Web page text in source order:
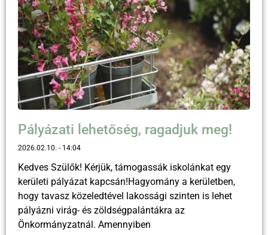
Pályázati lehetőség, ragadjuk meg!
2026.02.10. 14:04
Kedves Szülők! Kérjük, támogassák iskolánkat egy
kerületi pályázat kapcsán!Hagyomány a kerületben,
hogy tavasz közeledtével lakossági szinten is lehet
pályázni virág- és zöldségpalántákra az
Önkormányzatnál. Amennyiben